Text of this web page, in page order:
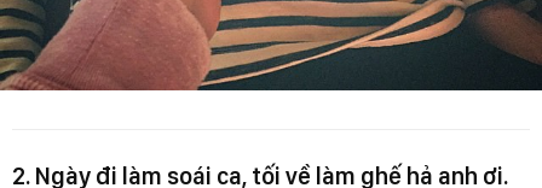
2. Ngày đi làm soái ca, tối về làm ghế hả anh ơi.